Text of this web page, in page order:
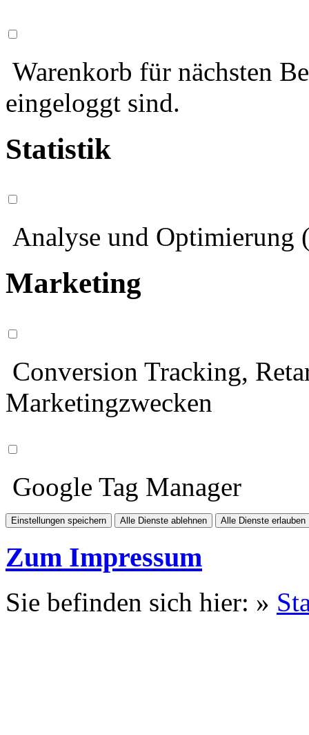
Warenkorb für nächsten
eingeloggt sind.
Statistik
Analyse und Optimierung
Marketing
Conversion Tracking,
Marketingzwecken
Google Tag Manager
Einstellungen speichern Alle Dienste ablehnen Alle Dienste erlauben
Zum Impressum
Sie befinden sich hier: »